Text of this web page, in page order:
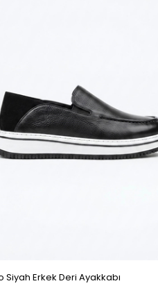
Siyah Erkek Deri Ayakkabı